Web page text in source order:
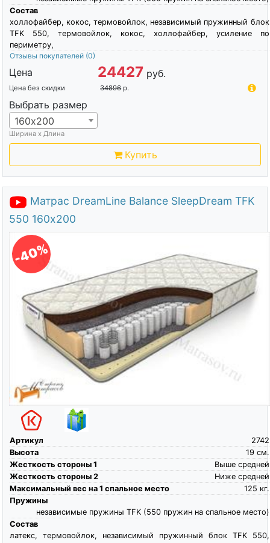
Состав
холлофайбер, кокос, термовойлок, независимый пружинный блок
TFK 550, термовойлок, кокос, холлофайбер, усиление по
периметру,
Отзывы покупателей (0)
Цена 24427 руб.
Цена без скидки 34896 р.
Выбрать размер
160х200
Ширина х Длина
Купить
Матрас DreamLine Balance SleepDream TFK
550 160х200
-40%
Артикул
2742
Высота
см.
19
Жесткость стороны 1
Выше средней
Жесткость стороны 2
Ниже средней
Максимальный вес на 1 спальное место
кг.
125
Пружины
независимые пружины TFK (550 пружин на спальное место)
Состав
латекс, термовойлок, независимый пружинный блок TFK 550,